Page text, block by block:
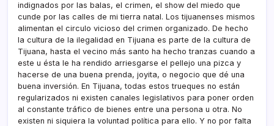
indignados por las balas, el crimen, el show del miedo que
cunde por las calles de mi tierra natal. Los tijuanenses mismos
alimentan el circulo vicioso del crimen organizado. De hecho
la cultura de la ilegalidad en Tijuana es parte de la cultura de
Tijuana, hasta el vecino más santo ha hecho tranzas cuando a
este u ésta le ha rendido arriesgarse el pellejo una pizca y
hacerse de una buena prenda, joyita, o negocio que dé una
buena inversión. En Tijuana, todas estos trueques no están
regularizados ni existen canales legislativos para poner orden
al constante tráfico de bienes entre una persona u otra. No
existen ni siquiera la voluntad polí­tica para ello. Y no por falta